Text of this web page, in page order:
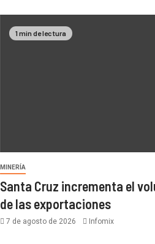
1 min de lectura
MINERÍA
Santa Cruz incrementa el
de las exportaciones
7 de agosto de 2026 Infomix